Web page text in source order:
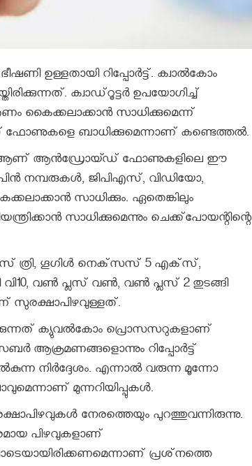
ഉള്ളതായി റിപ്പോര്‍ട്ട്. ക്വാല്‍കോം
ക്വാഡ്‌റൂട്ടര്‍ ഉപയോഗിച്ച്
കൈക്കലാക്കാന്‍ സാധിക്കുമെന്ന്
ഫോണുകളെ ബാധിക്കുമെന്നാണ് കണ്ടെത്തല്‍.
ആണ് ആന്‍ഡ്രോയ്ഡ് ഫോണുകളിലെ ഈ
നമ്പരുകള്‍, ജിപിഎസ്, വിഡിയോ,
സാധിക്കും. ഏതെങ്കിലും
സാധിക്കുമെന്നും ചെക്ക്‌പോയന്റിന്റെ
ഗൂഗിള്‍ നെക്‌സസ് 5 എക്‌സ്,
വണ്‍ പ്ലസ് വണ്‍, വണ്‍ പ്ലസ് 2 തുടങ്ങി
സുരക്ഷാപിഴവുള്ളത്.
ക്യുവല്‍കോം പ്രൊസസറുകളാണ്
ആക്രമണങ്ങളൊന്നും റിപ്പോര്‍ട്ട്
നിര്‍ദ്ദേശം. എന്നാല്‍ വരുന്ന മൂന്നോ
മുന്നറിയിപ്പുകള്‍.
നേരത്തെയും പുറത്തുവന്നിരുന്നു.
പിഴവുകളാണ്
പ്രശ്‌നത്തെ